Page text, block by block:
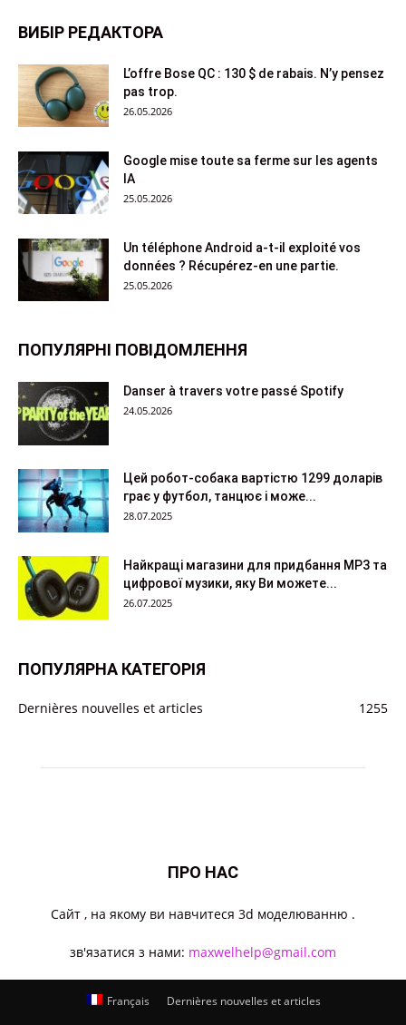
ВИБІР РЕДАКТОРА
L’offre Bose QC : 130 $ de rabais. N’y pensez
pas trop.
26.05.2026
Google mise toute sa ferme sur les agents
IA
25.05.2026
Un téléphone Android a-t-il exploité vos
données ? Récupérez-en une partie.
25.05.2026
ПОПУЛЯРНІ ПОВІДОМЛЕННЯ
Danser à travers votre passé Spotify
24.05.2026
Цей робот-собака вартістю 1299 доларів
грає у футбол, танцює і може...
28.07.2025
Найкращі магазини для придбання MP3 та
цифрової музики, яку Ви можете...
26.07.2025
ПОПУЛЯРНА КАТЕГОРІЯ
Dernières nouvelles et articles 1255
ПРО НАС
Cайт , на якому ви навчитеся 3d моделюванню .
зв'язатися з нами: maxwelhelp@gmail.com
Français Dernières nouvelles et articles